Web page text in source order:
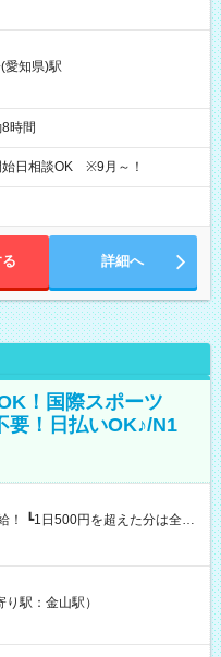
愛知県)駅
時間
日相談OK ※9月～！
詳細へ
！国際スポーツ
！日払いOK♪/N1
担となります ★日払い
日に現金GET♪ お仕事後はコン
駅：金山駅）